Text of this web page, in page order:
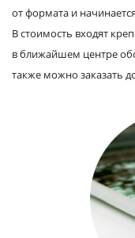
от формата и
В стоимость входят
в ближайшем центре
также можно заказать